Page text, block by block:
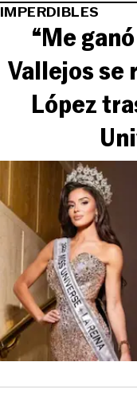
IMPERDIBLES
“Me
Vallejos se
López